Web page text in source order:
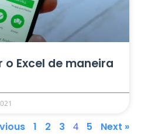
o Excel de maneira
1 2 3 4 5 Next »